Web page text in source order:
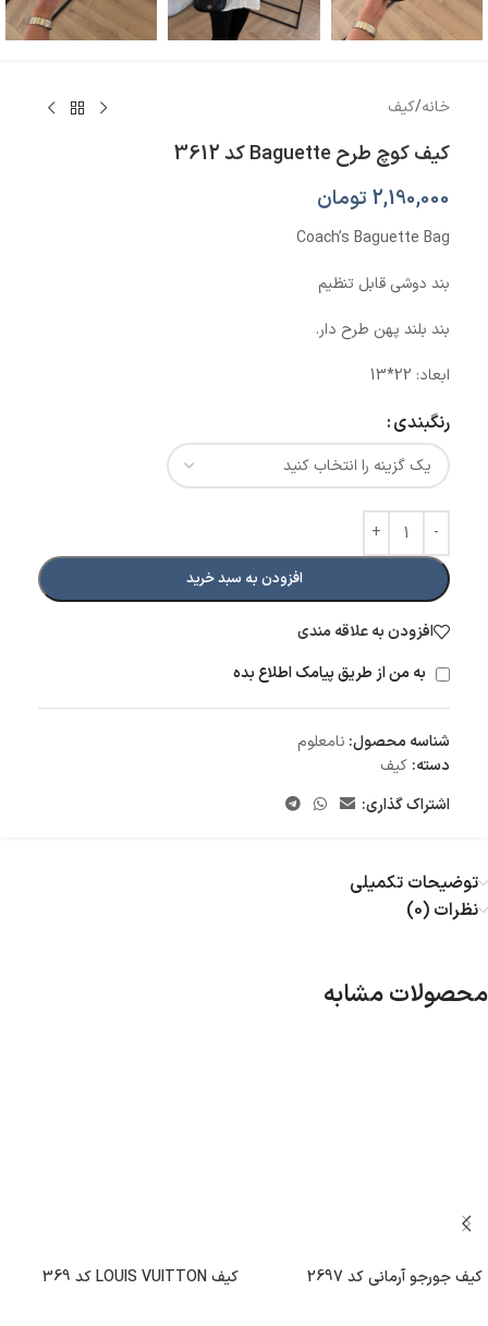
خانه/کیف
کیف کوچ طرح Baguette کد 3612
2,190,000 تومان
Coach’s Baguette Bag
بند دوشی قابل تنظیم
بند بلند پهن طرح دار.
ابعاد: 22*13
رنگبندی
افزودن به سبد خرید
افزودن به علاقه مندی
به من از طریق پیامک اطلاع بده
شناسه محصول: نامعلوم
دسته: کیف
اشتراک گذاری:
توضیحات تکمیلی
نظرات (0)
محصولات مشابه
کیف جورجو آرمانی کد 2697 کیف LOUIS VUITTON کد 369